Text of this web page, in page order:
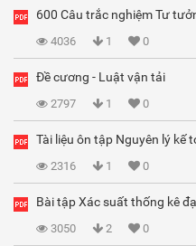
600 Câu trắc nghiệm Tư
4036 1 0
Đề cương - Luật vận tải
2797 1 0
Tài liệu ôn tập Nguyên lý kế
2316 1 0
Bài tập Xác suất thống kê
3050 2 0